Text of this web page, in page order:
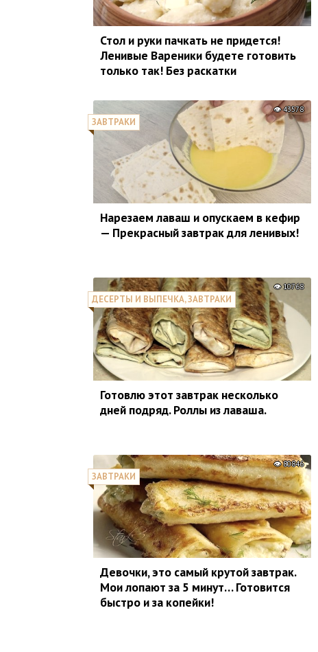
Стол и руки пачкать не придется!
Ленивые Вареники будете готовить
только так! Без раскатки
ЗАВТРАКИ
43578
Нарезаем лаваш и опускаем в кефир
— Прекрасный завтрак для ленивых!
ДЕСЕРТЫ И ВЫПЕЧКА, ЗАВТРАКИ
10768
Готовлю этот завтрак несколько
дней подряд. Роллы из лаваша.
ЗАВТРАКИ
80846
Девочки, это самый крутой завтрак.
Мои лопают за 5 минут… Готовится
быстро и за копейки!